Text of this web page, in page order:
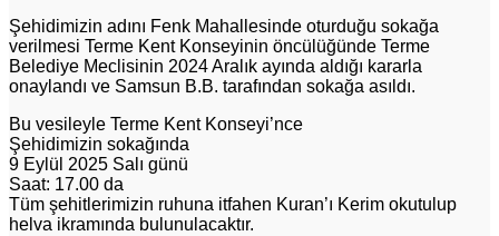
Şehidimizin adını Fenk Mahallesinde oturduğu sokağa
verilmesi Terme Kent Konseyinin öncülüğünde Terme
Belediye Meclisinin 2024 Aralık ayında aldığı kararla
onaylandı ve Samsun B.B. tarafından sokağa asıldı.
Bu vesileyle Terme Kent Konseyi’nce
Şehidimizin sokağında
9 Eylül 2025 Salı günü
Saat: 17.00 da
Tüm şehitlerimizin ruhuna itfahen Kuran’ı Kerim okutulup
helva ikramında bulunulacaktır.